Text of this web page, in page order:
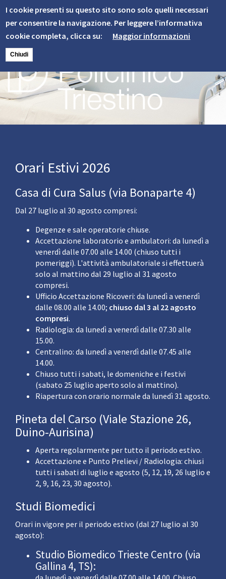
Informativa
Cookie
I cookie presenti su questo sito sono solo quelli necessari
per consentire la navigazione. Per leggere l’informativa
cookie completa, clicca su:
Maggior informazioni
Chiudi
Skip
main
content
Image
Orari Estivi 2026
Casa di Cura Salus (via Bonaparte 4)
Dal 27 luglio al 30 agosto compresi:
Degenze e sale operatorie chiuse.
Accettazione laboratorio e ambulatori: da lunedì a
venerdì dalle 07.00 alle 14.00 (chiuso tutti i
pomeriggi). L'attività ambulatoriale si effettuerà
solo al mattino dal 29 luglio al 31 agosto
compresi.
Ufficio Accettazione Ricoveri: da lunedì a venerdì
dalle 08.00 alle 14.00; chiuso dal 3 al 22 agosto
compresi.
Radiologia: da lunedì a venerdì dalle 07.30 alle
15.00.
Centralino: da lunedì a venerdì dalle 07.45 alle
14.00.
Chiuso tutti i sabati, le domeniche e i festivi
(sabato 25 luglio aperto solo al mattino).
Riapertura con orario normale da lunedì 31 agosto.
Pineta del Carso (Viale Stazione 26,
Duino-Aurisina)
Aperta regolarmente per tutto il periodo estivo.
Accettazione e Punto Prelievi / Radiologia: chiusi
tutti i sabati di luglio e agosto (5, 12, 19, 26 luglio e
2, 9, 16, 23, 30 agosto).
Studi Biomedici
Orari in vigore per il periodo estivo (dal 27 luglio al 30
agosto):
Studio Biomedico Trieste Centro (via
Gallina 4, TS):